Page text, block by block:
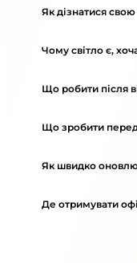
Як дізнатися свою
Чому світло є,
Що робити після
Що зробити
Як швидко
Де отримувати